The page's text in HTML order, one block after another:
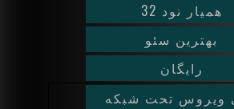
همیار نود 32
بهترین سئو
رایگان
ویروس تحت شبکه